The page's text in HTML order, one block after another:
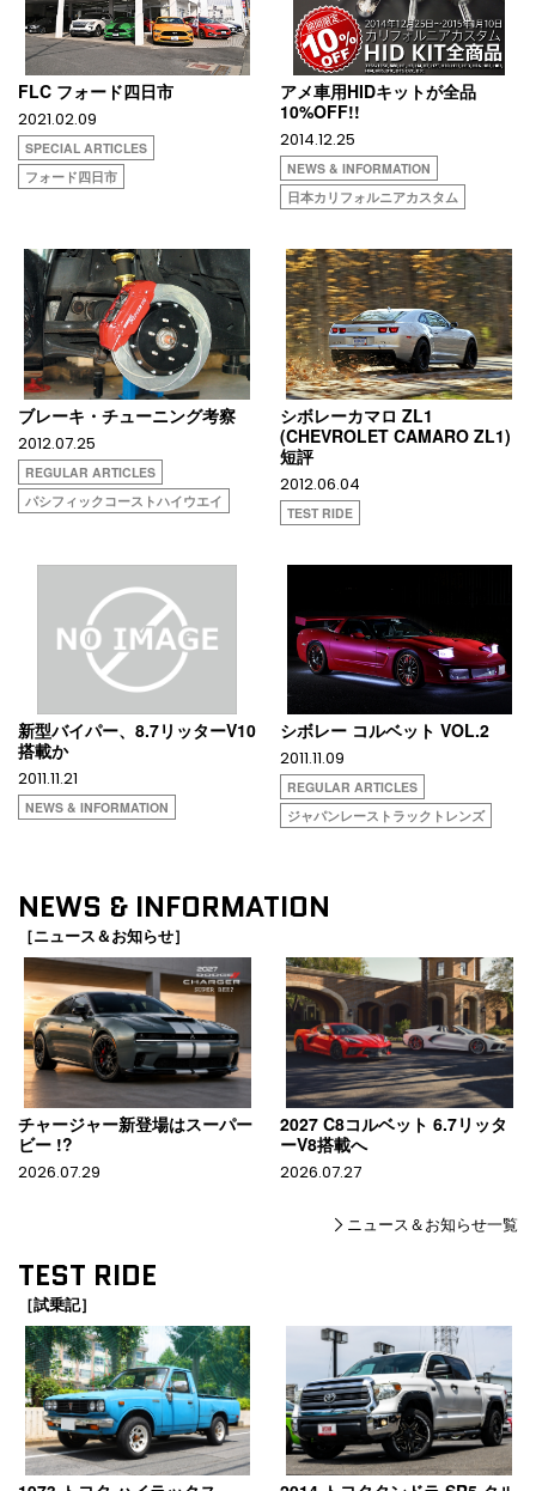
FLC フォード四日市
2021.02.09
SPECIAL ARTICLES
フォード四日市
アメ車用HIDキットが全品
10%OFF!!
2014.12.25
NEWS & INFORMATION
日本カリフォルニアカスタム
ブレーキ・チューニング考察
2012.07.25
REGULAR ARTICLES
パシフィックコーストハイウエイ
シボレーカマロ ZL1
(CHEVROLET CAMARO ZL1)
短評
2012.06.04
TEST RIDE
新型バイパー、8.7リッターV10
搭載か
2011.11.21
NEWS & INFORMATION
シボレー コルベット VOL.2
2011.11.09
REGULAR ARTICLES
ジャパンレーストラックトレンズ
NEWS & INFORMATION
［ニュース＆お知らせ］
チャージャー新登場はスーパー
ビー !?
2026.07.29
2027 C8コルベット 6.7リッタ
ーV8搭載へ
2026.07.27
ニュース＆お知らせ一覧
TEST RIDE
［試乗記］